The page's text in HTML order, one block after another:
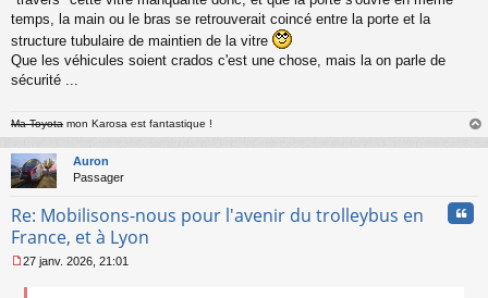
temps, la main ou le bras se retrouverait coincé entre la porte et la
structure tubulaire de maintien de la vitre
Que les véhicules soient crados c'est une chose, mais la on parle de
sécurité ...
Ma Toyota mon Karosa est fantastique !
au
Auron
Passager
Re: Mobilisons-nous pour l'avenir du trolleybus en
France, et à Lyon
e
27 janv. 2026, 21:01